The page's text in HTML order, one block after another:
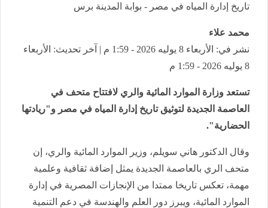
تاريخ إدارة المياه في مصر - بوابة المدينة برس
محمد علاء
نشر في: الأربعاء 8 يوليه 2026 - 1:59 م | آخر تحديث: الأربعاء
8 يوليه 2026 - 1:59 م
تستعد وزارة الموارد المائية والري لافتتاح متحف في
العاصمة الجديدة لتوثيق تاريخ إدارة المياه في مصر و"ريادتها
الحضارية".
وقال الدكتور هاني سويلم، وزير الموارد المائية والري، إن
متحف الري بالعاصمة الجديدة يمثل إضافة ثقافية وعلمية
مهمة، تعكس تاريخا ممتدا من الإنجازات المصرية في إدارة
الموارد المائية، ويبرز دور العلم والهندسة في دعم التنمية